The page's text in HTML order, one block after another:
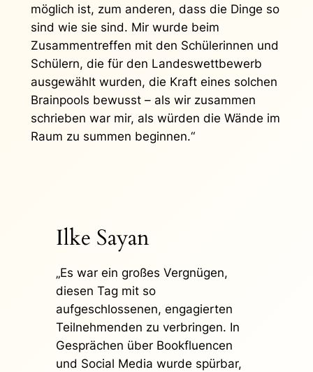
möglich ist, zum anderen, dass die Dinge so
sind wie sie sind. Mir wurde beim
Zusammentreffen mit den Schülerinnen und
Schülern, die für den Landeswettbewerb
ausgewählt wurden, die Kraft eines solchen
Brainpools bewusst – als wir zusammen
schrieben war mir, als würden die Wände im
Raum zu summen beginnen.“
Ilke Sayan
„Es war ein großes Vergnügen,
diesen Tag mit so
aufgeschlossenen, engagierten
Teilnehmenden zu verbringen. In
Gesprächen über Bookfluencen
und Social Media wurde spürbar,